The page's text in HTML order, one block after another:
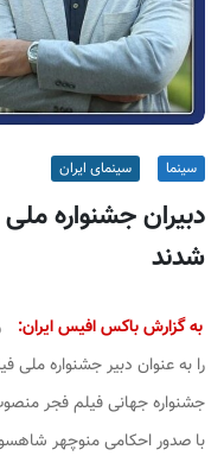
ن
سینما سینمای ایران
دبیران جشنواره
شدند
به گزارش باکس افیس ایران:
را به عنوان دبیر جشنواره ملی
جشنواره جهانی فیلم فجر
با صدور احکامی منوچهر